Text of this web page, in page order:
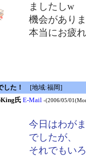
ましたしw
機会があり
本当にお疲
た！
[地域:福岡]
氏 E-Mail -(2006/05/
今日はわが
でしたが、
それでもい